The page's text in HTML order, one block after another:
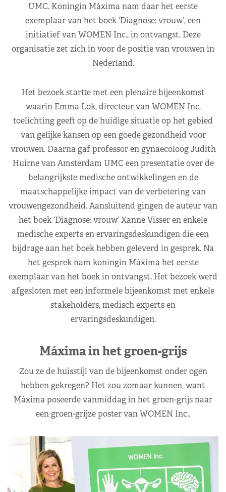
UMC. Koningin Máxima nam daar het eerste
exemplaar van het boek ‘Diagnose: vrouw’, een
initiatief van WOMEN Inc., in ontvangst. Deze
organisatie zet zich in voor de positie van vrouwen in
Nederland.
Het bezoek startte met een plenaire bijeenkomst
waarin Emma Lok, directeur van WOMEN Inc,
toelichting geeft op de huidige situatie op het gebied
van gelijke kansen op een goede gezondheid voor
vrouwen. Daarna gaf professor en gynaecoloog Judith
Huirne van Amsterdam UMC een presentatie over de
belangrijkste medische ontwikkelingen en de
maatschappelijke impact van de verbetering van
vrouwengezondheid. Aansluitend gingen de auteur van
het boek ‘Diagnose: vrouw’ Xanne Visser en enkele
medische experts en ervaringsdeskundigen die een
bijdrage aan het boek hebben geleverd in gesprek. Na
het gesprek nam koningin Máxima het eerste
exemplaar van het boek in ontvangst. Het bezoek werd
afgesloten met een informele bijeenkomst met enkele
stakeholders, medisch experts en
ervaringsdeskundigen.
Máxima in het groen-grijs
Zou ze de huisstijl van de bijeenkomst onder ogen
hebben gekregen? Het zou zomaar kunnen, want
Máxima poseerde vanmiddag in het groen-grijs naar
een groen-grijze poster van WOMEN Inc..